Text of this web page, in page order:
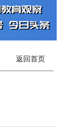
返回首页